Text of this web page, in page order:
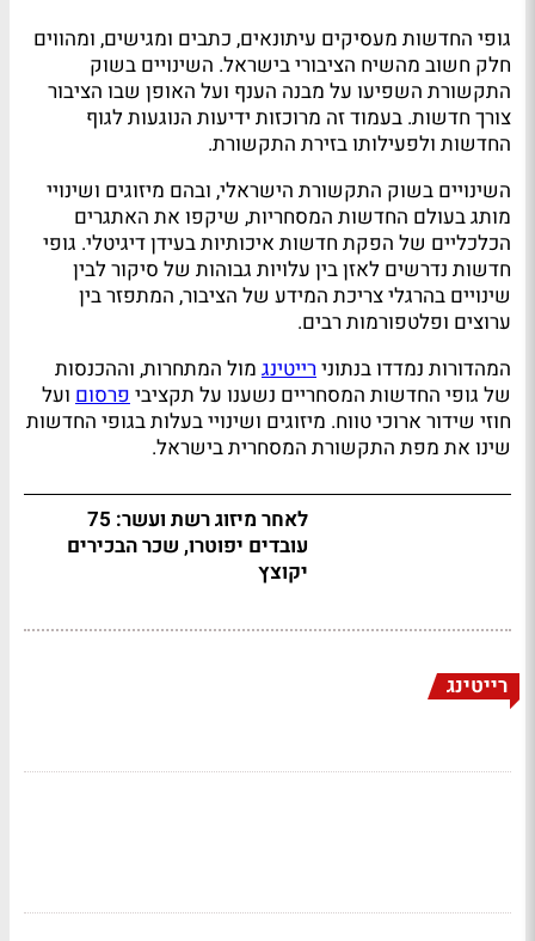
גופי החדשות מעסיקים עיתונאים, כתבים ומגישים, ומהווים
חלק חשוב מהשיח הציבורי בישראל. השינויים בשוק
התקשורת השפיעו על מבנה הענף ועל האופן שבו הציבור
צורך חדשות. בעמוד זה מרוכזות ידיעות הנוגעות לגוף
החדשות ולפעילותו בזירת התקשורת.
השינויים בשוק התקשורת הישראלי, ובהם מיזוגים ושינויי
מותג בעולם החדשות המסחריות, שיקפו את האתגרים
הכלכליים של הפקת חדשות איכותיות בעידן דיגיטלי. גופי
חדשות נדרשים לאזן בין עלויות גבוהות של סיקור לבין
שינויים בהרגלי צריכת המידע של הציבור, המתפזר בין
ערוצים ופלטפורמות רבים.
המהדורות נמדדו בנתונירייטינג מול המתחרות, וההכנסות
של גופי החדשות המסחריים נשענו על תקציביפרסום ועל
חוזי שידור ארוכי טווח. מיזוגים ושינויי בעלות בגופי החדשות
שינו את מפת התקשורת המסחרית בישראל.
לאחר מיזוג רשת ועשר: 75
עובדים יפוטרו, שכר הבכירים
יקוצץ
רייטינג